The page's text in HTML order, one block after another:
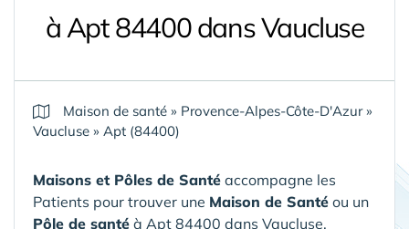
à Apt 84400 dans Vaucluse
Maison de santé » Provence-Alpes-Côte-D'Azur»
Vaucluse » Apt (84400)
Maisons et Pôles de Santé accompagne les
Patients pour trouver une Maison de Santé ou un
Pôle de santé à Apt 84400 dans Vaucluse.